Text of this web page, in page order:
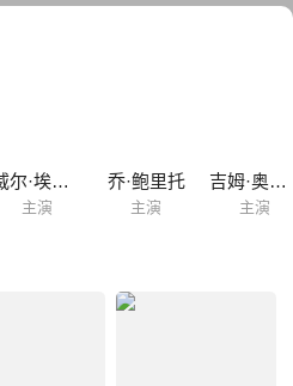
划看似空前成功，人类在四年后的今
认为李美的嫌疑最大，遂派遣自以为
行调查。卡拉斯基起...
威尔·埃斯蒂斯
主演
乔·鲍里托
主演
吉姆·奥希尔
主演